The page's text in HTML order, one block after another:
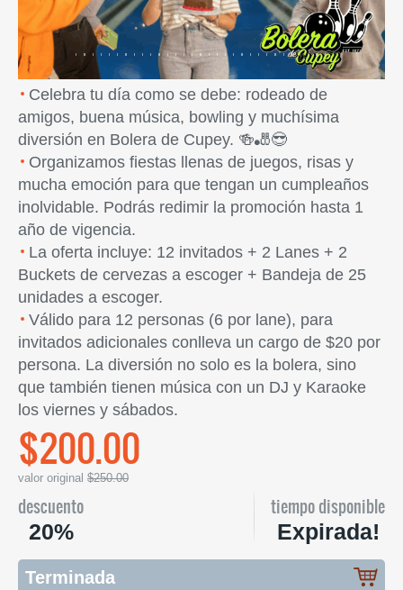
Celebra tu día como se debe: rodeado de
amigos, buena música, bowling y muchísima
diversión en Bolera de Cupey. 🍻🎳😎
Organizamos fiestas llenas de juegos, risas y
mucha emoción para que tengan un cumpleaños
inolvidable. Podrás redimir la promoción hasta 1
año de vigencia.
La oferta incluye: 12 invitados + 2 Lanes + 2
Buckets de cervezas a escoger + Bandeja de 25
unidades a escoger.
Válido para 12 personas (6 por lane), para
invitados adicionales conlleva un cargo de $20 por
persona. La diversión no solo es la bolera, sino
que también tienen música con un DJ y Karaoke
los viernes y sábados.
$200.00
valor original $250.00
descuento
20%
tiempo disponible
Expirada!
Terminada